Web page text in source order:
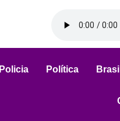
Policia Política Brasil